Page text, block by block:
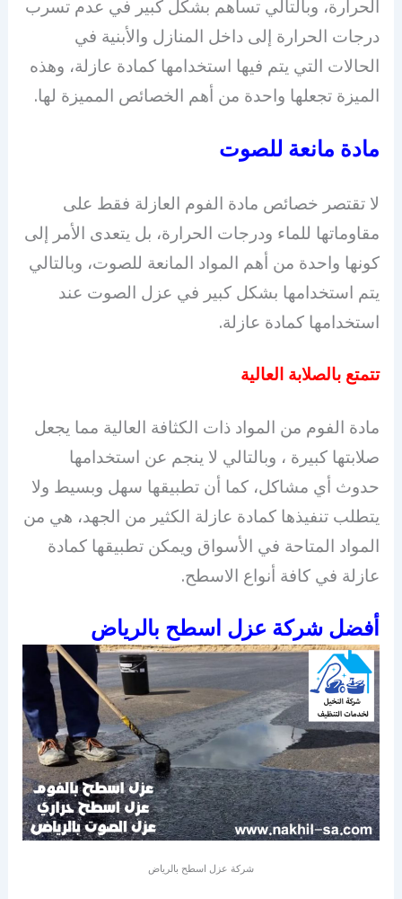
الحرارة، وبالتالي تساهم بشكل كبير في عدم تسرب
درجات الحرارة إلى داخل المنازل والأبنية في
الحالات التي يتم فيها استخدامها كمادة عازلة، وهذه
الميزة تجعلها واحدة من أهم الخصائص المميزة لها.
مادة مانعة للصوت
لا تقتصر خصائص مادة الفوم العازلة فقط على
مقاوماتها للماء ودرجات الحرارة، بل يتعدى الأمر إلى
كونها واحدة من أهم المواد المانعة للصوت، وبالتالي
يتم استخدامها بشكل كبير في عزل الصوت عند
استخدامها كمادة عازلة.
تتمتع بالصلابة العالية
مادة الفوم من المواد ذات الكثافة العالية مما يجعل
صلابتها كبيرة ، وبالتالي لا ينجم عن استخدامها
حدوث أي مشاكل، كما أن تطبيقها سهل وبسيط ولا
يتطلب تنفيذها كمادة عازلة الكثير من الجهد، هي من
المواد المتاحة في الأسواق ويمكن تطبيقها كمادة
عازلة في كافة أنواع الاسطح.
أفضل شركة عزل اسطح بالرياض
شركة عزل اسطح بالرياض